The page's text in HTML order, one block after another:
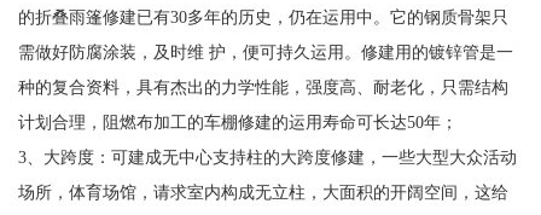
的折叠雨篷修建已有30多年的历史，仍在运用中。它的钢质骨架只
需做好防腐涂装，及时维 护，便可持久运用。修建用的镀锌管是一
种的复合资料，具有杰出的力学性能，强度高、耐老化，只需结构
计划合理，阻燃布加工的车棚修建的运用寿命可长达50年；
3、大跨度：可建成无中心支持柱的大跨度修建，一些大型大众活动
场所，体育场馆，请求室内构成无立柱，大面积的开阔空间，这给